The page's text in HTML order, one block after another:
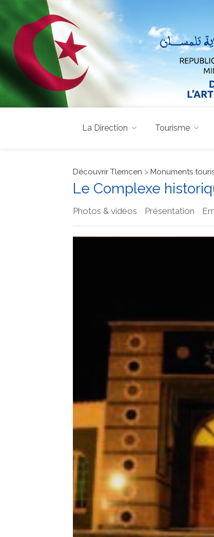
La Direction Tourisme
Découvrir Tlemcen > Monuments
Le Complexe
Photos & vidéos Présentation